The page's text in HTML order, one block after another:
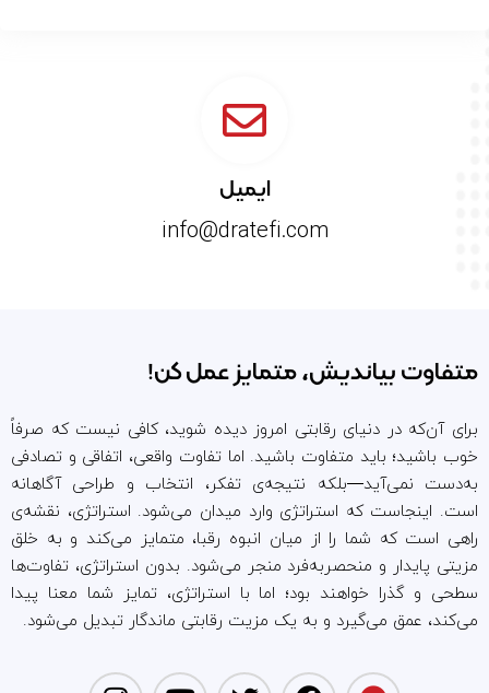
ایمیل
info@dratefi.com
متفاوت بیاندیش، متمایز عمل کن!
برای آن‌که در دنیای رقابتی امروز دیده شوید، کافی نیست که صرفاً
خوب باشید؛ باید متفاوت باشید. اما تفاوت واقعی، اتفاقی و تصادفی
به‌دست نمی‌آید—بلکه نتیجه‌ی تفکر، انتخاب و طراحی آگاهانه
است. اینجاست که استراتژی وارد میدان می‌شود. استراتژی، نقشه‌ی
راهی است که شما را از میان انبوه رقبا، متمایز می‌کند و به خلق
مزیتی پایدار و منحصر‌به‌فرد منجر می‌شود. بدون استراتژی، تفاوت‌ها
سطحی و گذرا خواهند بود؛ اما با استراتژی، تمایز شما معنا پیدا
می‌کند، عمق می‌گیرد و به یک مزیت رقابتی ماندگار تبدیل می‌شود.